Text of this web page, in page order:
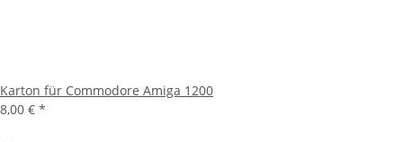
Karton für Commodore Amiga 1200
8,00 € *